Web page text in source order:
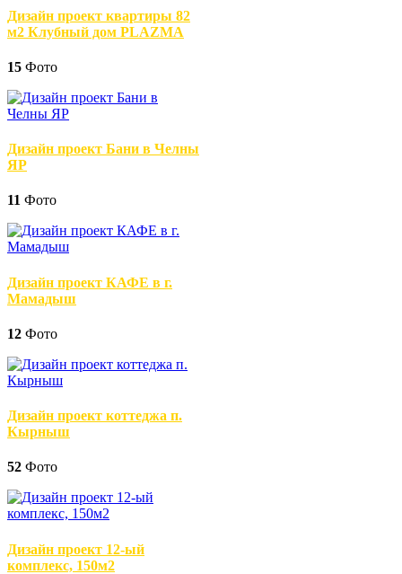
Дизайн проект квартиры 82
м2 Клубный дом PLAZMA
15 Фото
Дизайн проект Бани в Челны
ЯР
11 Фото
Дизайн проект КАФЕ в г.
Мамадыш
12 Фото
Дизайн проект коттеджа п.
Кырныш
52 Фото
Дизайн проект 12-ый
комплекс, 150м2